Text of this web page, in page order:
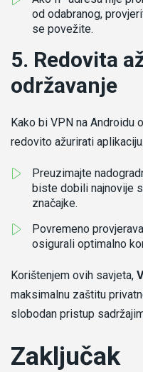
od odabranog,
se povežite.
5. Redovita
održavanje
Kako bi VPN na Androidu
redovito ažurirati aplikaciju.
Preuzimajte
biste dobili najnovije
značajke.
Povremeno
osigurali optimalno
Korištenjem ovih savjeta,
maksimalnu zaštitu
slobodan pristup
Zaključak